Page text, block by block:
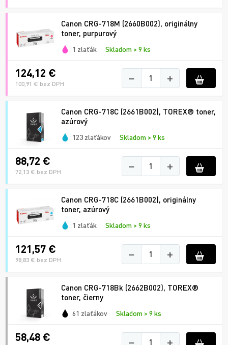
Canon CRG-718M (2660B002), originálny
toner, purpurový
1 zlaťák Skladom > 9 ks
124,12 €
100,91 € bez DPH − +
Canon CRG-718C (2661B002), TOREX® toner,
azúrový
123 zlaťákov Skladom > 9 ks
88,72 €
72,13 € bez DPH − +
Canon CRG-718C (2661B002), originálny
toner, azúrový
1 zlaťák Skladom > 9 ks
121,57 €
98,83 € bez DPH − +
Canon CRG-718Bk (2662B002), TOREX®
toner, čierny
61 zlaťákov Skladom > 9 ks
58,48 € − +